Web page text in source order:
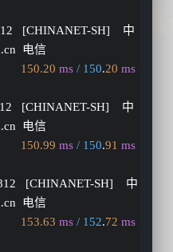
[CHINANET-SH]    中
电信
150.20 ms / 150.20 ms
[CHINANET-SH]    中
电信
150.99 ms / 150.91 ms
[CHINANET-SH]    中
电信
153.63 ms / 152.72 ms